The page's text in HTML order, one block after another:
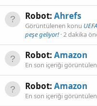
Robot: Ahrefs
Görüntülenen konu
peşe geliyor! 2 dakika
Robot: Amazon
En son içeriği
Robot: Amazon
En son içeriği